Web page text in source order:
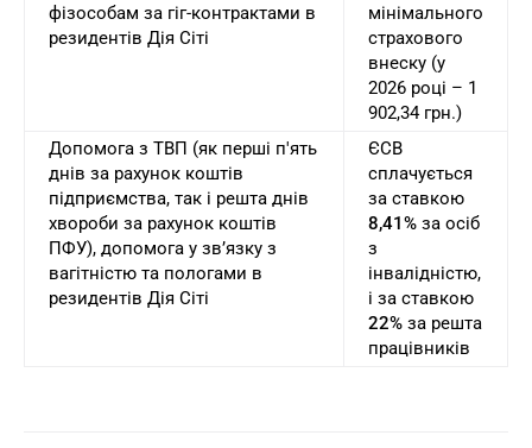
фізособам за гіг-контрактами в
резидентів Дія Сіті
мінімального
страхового
внеску (у
2026 році – 1
902,34 грн.)
Допомога з ТВП (як перші п'ять
днів за рахунок коштів
підприємства, так і решта днів
хвороби за рахунок коштів
ПФУ), допомога у зв’язку з
вагітністю та пологами в
резидентів Дія Сіті
ЄСВ
сплачується
за ставкою
8,41% за осіб
з
інвалідністю,
і за ставкою
22% за решта
працівників